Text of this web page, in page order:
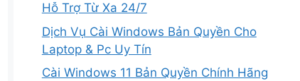
Hỗ Trợ Từ Xa 24/7
Dịch Vụ Cài Windows Bản Quyền Cho
Laptop & Pc Uy Tín
Cài Windows 11 Bản Quyền Chính Hãng